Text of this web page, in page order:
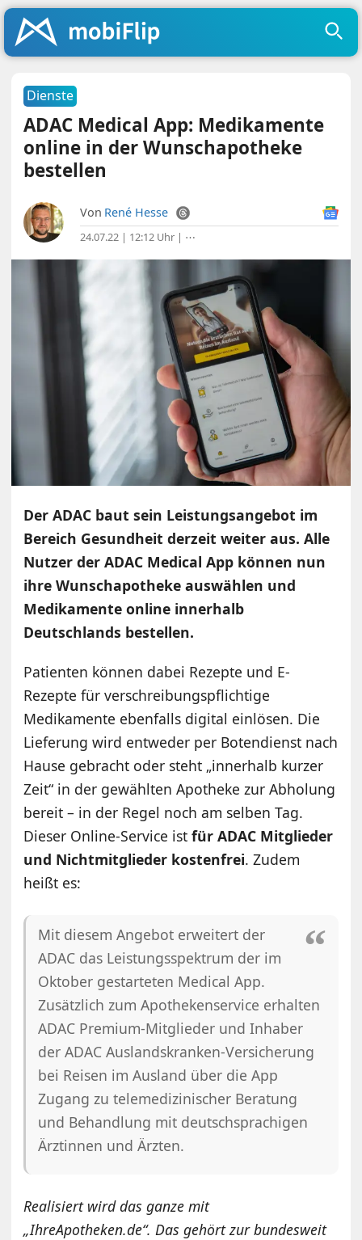
Dienste
ADAC Medical App: Medikamente
online in der Wunschapotheke
bestellen
Von René Hesse
24.07.22 | 12:12 Uhr | ⋯
Der ADAC baut sein Leistungsangebot im
Bereich Gesundheit derzeit weiter aus. Alle
Nutzer der ADAC Medical App können nun
ihre Wunschapotheke auswählen und
Medikamente online innerhalb
Deutschlands bestellen.
Patienten können dabei Rezepte und E-
Rezepte für verschreibungspflichtige
Medikamente ebenfalls digital einlösen. Die
Lieferung wird entweder per Botendienst nach
Hause gebracht oder steht „innerhalb kurzer
Zeit“ in der gewählten Apotheke zur Abholung
bereit – in der Regel noch am selben Tag.
Dieser Online-Service istfür ADAC Mitglieder
und Nichtmitglieder kostenfrei. Zudem
heißt es:
Mit diesem Angebot erweitert der
ADAC das Leistungsspektrum der im
Oktober gestarteten Medical App.
Zusätzlich zum Apothekenservice erhalten
ADAC Premium-Mitglieder und Inhaber
der ADAC Auslandskranken-Versicherung
bei Reisen im Ausland über die App
Zugang zu telemedizinischer Beratung
und Behandlung mit deutschsprachigen
Ärztinnen und Ärzten.
Realisiert wird das ganze mit
„IhreApotheken.de“. Das gehört zur bundesweit